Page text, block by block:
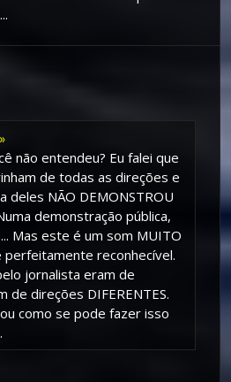
»
não entendeu? Eu falei que
de todas as direções e
deles NÃO DEMONSTROU
demonstração pública,
Mas este é um som MUITO
perfeitamente reconhecível.
jornalista eram de
de direções DIFERENTES.
como se pode fazer isso